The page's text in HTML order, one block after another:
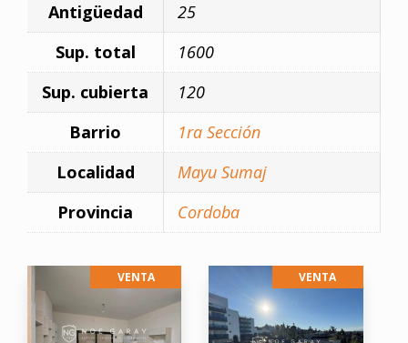
Antigüedad
25
Sup. total
1600
Sup. cubierta
120
Barrio
1ra Sección
Localidad
Mayu Sumaj
Provincia
Cordoba
VENTA VENTA